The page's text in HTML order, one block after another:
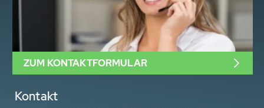
Kontakt
ZUM KONTAKTFORMULAR